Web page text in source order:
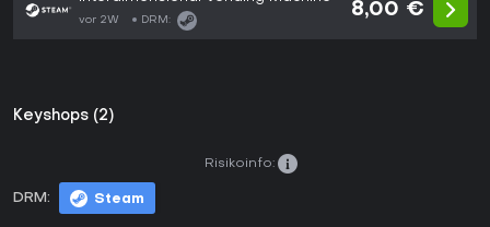
vor 2W DRM:
8,00 €
Keyshops (2)
DRM: Steam
Risikoinfo: